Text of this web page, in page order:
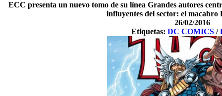
ECC presenta un nuevo tomo de su línea Grandes autores
influyentes del sector: el
26/02/2016
Etiquetas:DC COMICS /